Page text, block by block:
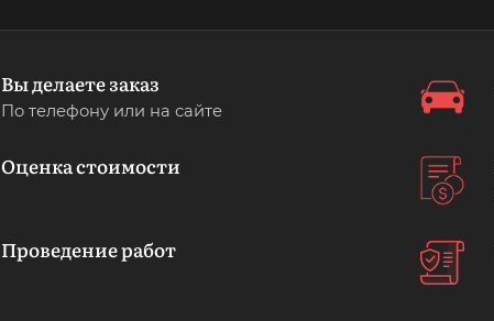
Вы делаете заказ
По телефону или на сайте
Оценка стоимости
Проведение работ